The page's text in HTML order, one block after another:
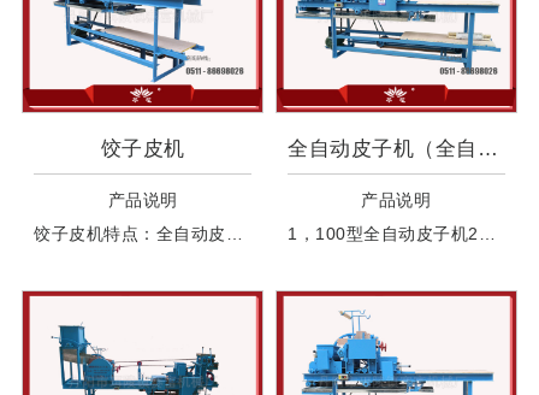
饺子皮机
产品说明
全自动皮子机（全自动叠皮机、
产品说明